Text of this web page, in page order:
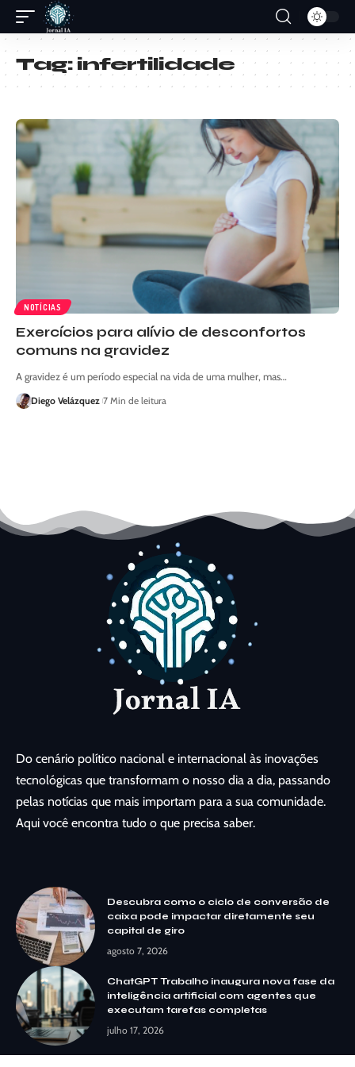
Tag:infertilidade
NOTÍCIAS
Exercícios para alívio de desconfortos
comuns na gravidez
A gravidez é um período especial na vida de uma mulher, mas…
Diego Velázquez 7 Min de leitura
Do cenário político nacional e internacional às inovações
tecnológicas que transformam o nosso dia a dia, passando
pelas notícias que mais importam para a sua comunidade.
Aqui você encontra tudo o que precisa saber.
Descubra como o ciclo de conversão de
caixa pode impactar diretamente seu
capital de giro
agosto 7, 2026
ChatGPT Trabalho inaugura nova fase da
inteligência artificial com agentes que
executam tarefas completas
julho 17, 2026